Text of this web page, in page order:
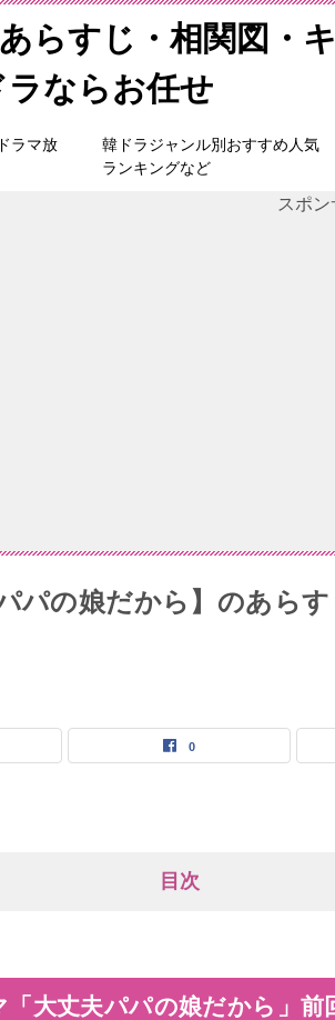
らすじ・相関図・キ
ならお任せ
ラマ放
韓ドラジャンル別おすすめ人気
ランキングなど
スポン
パの娘だから】のあら
0
目次
「大丈夫パパの娘だから」前